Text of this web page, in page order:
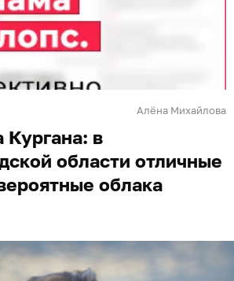
Алёна Михайлова
в
области отличные
облака